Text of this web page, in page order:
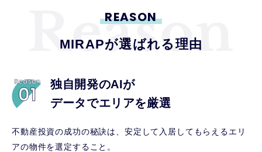
REASON
MIRAPが選ばれる理由
独自開発のAIが
データでエリアを厳選
不動産投資の成功の秘訣は、安定して入居してもらえるエリ
アの物件を選定すること。